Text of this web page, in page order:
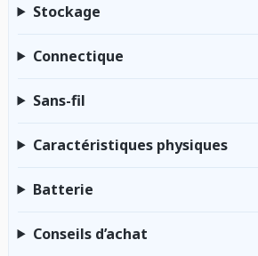
Stockage
Connectique
Sans-fil
Caractéristiques physiques
Batterie
Conseils d’achat